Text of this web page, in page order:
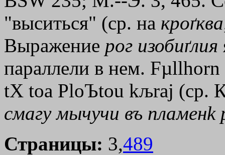
"выситься" (ср. на кроґква
Выражение рог изобиґлия
параллели в нем. Fµllhorn
tХ toа PloЪtou kљraj (ср.
смагу мычучи въ пламенk
Страницы: 3,489